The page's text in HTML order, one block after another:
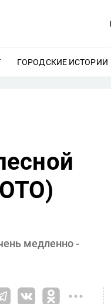
ЕЩЕ
ГОРОДСКИЕ ИСТОРИИ
медленно -